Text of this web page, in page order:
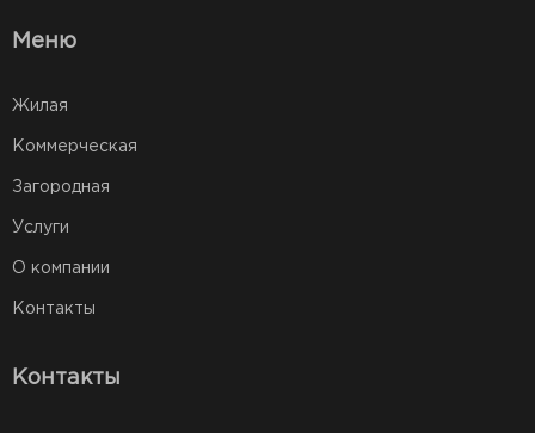
Меню
Жилая
Коммерческая
Загородная
Услуги
О компании
Контакты
Контакты